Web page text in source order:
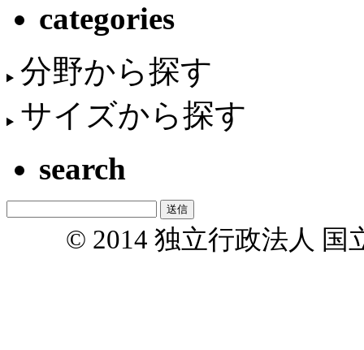
categories
分野から探す
サイズから探す
search
© 2014 独立行政法人 国